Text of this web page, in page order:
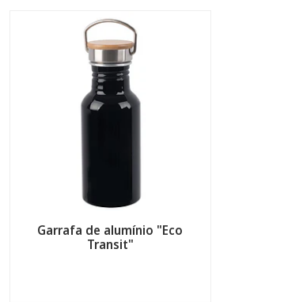
Garrafa de alumínio "Eco
Transit"